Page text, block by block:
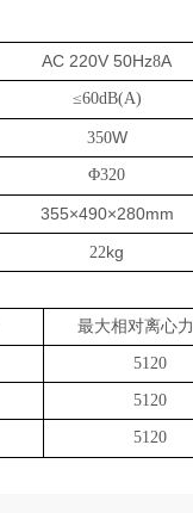
AC 220V 50Hz8A
≤60dB(A)
350W
Φ320
355×490×280mm
22kg
最大相对离心
5120
5120
5120